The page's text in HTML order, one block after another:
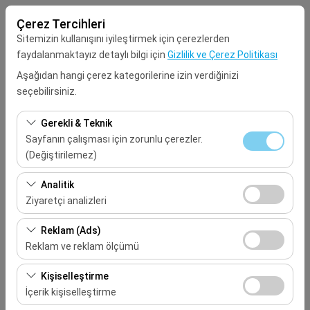
Çerez Tercihleri
Sitemizin kullanışını iyileştirmek için çerezlerden
faydalanmaktayız detaylı bilgi için Gizlilik ve Çerez Politikası
Aşağıdan hangi çerez kategorilerine izin verdiğinizi
seçebilirsiniz.
Gerekli & Teknik
Sayfanın çalışması için zorunlu çerezler.
(Değiştirilemez)
Bu çerezler sitenin doğru şekilde çalışması, güvenlik,
oturum yönetimi ve temel işlevler için gereklidir. Devre
dışı bırakılamaz.
Analitik
Ziyaretçi analizleri
Bu çerezler, sitemizin nasıl kullanıldığını (ziyaretçi sayısı,
en çok ziyaret edilen sayfalar, kullanıcı davranışları)
analiz etmemizi sağlar. Bu veriler, web sitesi
performansını ölçmek ve kullanıcı deneyimini sürekli
iyileştirmek için kullanılır.
Reklam (Ads)
Reklam ve reklam ölçümü
Bu çerezler, size ilgi alanlarınıza uygun kişiselleştirilmiş
reklamlar göstermemize ve reklam kampanyalarımızın
etkinliğini (gösterim sayısı, tıklama oranı) ölçmemize
Kişiselleştirme
İçerik kişiselleştirme
Seçiniz
Alış Tarih & Saat
Bırakış Tarih & Saat